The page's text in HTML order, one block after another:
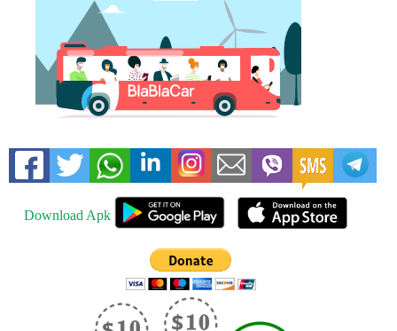
Download Apk